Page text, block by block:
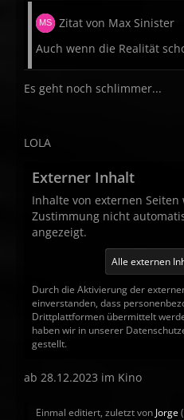
Zitat von Max Sinister
Auch wenn die Realität
Es geht noch schlimmer...
LOLA
Externer Inhalt
Inhalte von externen
Zustimmung nicht
angezeigt.
Alle externen
Durch die Aktivierung der
einverstanden, dass
Drittplattformen übermittelt
haben wir in unserer
gestellt.
ab 28.12.2023 im Kino
Einmal editiert, zuletzt von Jorge(